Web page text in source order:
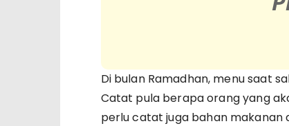
Di bulan Ramadhan, menu saat
Catat pula berapa orang yang
perlu catat juga bahan